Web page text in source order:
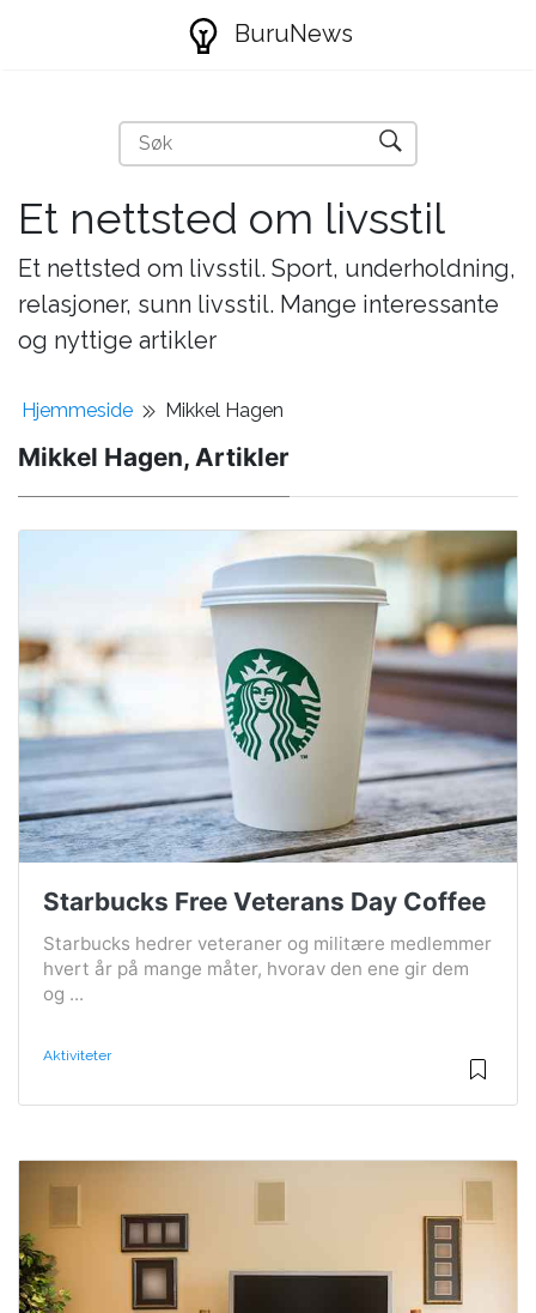
BuruNews
Et nettsted om livsstil
Et nettsted om livsstil. Sport, underholdning,
relasjoner, sunn livsstil. Mange interessante
og nyttige artikler
Hjemmeside Mikkel Hagen
Mikkel Hagen, Artikler
Starbucks Free Veterans Day Coffee
Starbucks hedrer veteraner og militære medlemmer
hvert år på mange måter, hvorav den ene gir dem
og ...
Aktiviteter